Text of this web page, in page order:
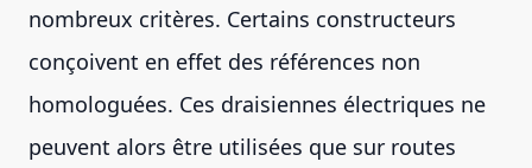
nombreux critères. Certains constructeurs
conçoivent en effet des références non
homologuées. Ces draisiennes électriques ne
peuvent alors être utilisées que sur routes